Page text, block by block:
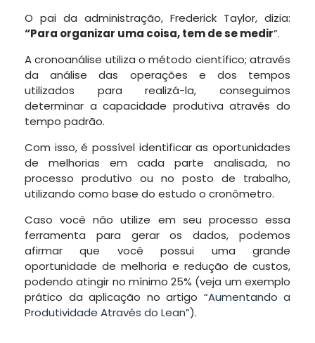
O pai da administração, Frederick Taylor, dizia:
“Para organizar uma coisa, tem de se medir”.
A cronoanálise utiliza o método científico; através
da análise das operações e dos tempos
utilizados para realizá-la, conseguimos
determinar a capacidade produtiva através do
tempo padrão.
Com isso, é possível identificar as oportunidades
de melhorias em cada parte analisada, no
processo produtivo ou no posto de trabalho,
utilizando como base do estudo o cronômetro.
Caso você não utilize em seu processo essa
ferramenta para gerar os dados, podemos
afirmar que você possui uma grande
oportunidade de melhoria e redução de custos,
podendo atingir no mínimo 25% (veja um exemplo
prático da aplicação no artigo “Aumentando a
Produtividade Através do Lean”).